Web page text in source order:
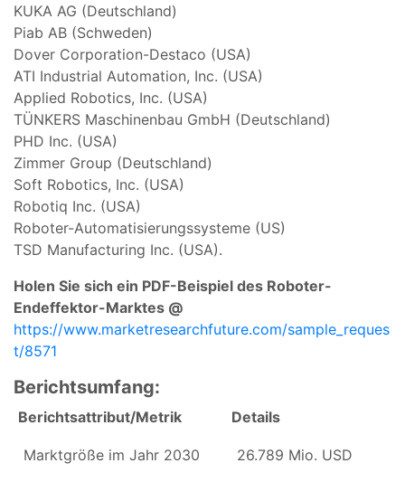
KUKA AG (Deutschland)
Piab AB (Schweden)
Dover Corporation-Destaco (USA)
ATI Industrial Automation, Inc. (USA)
Applied Robotics, Inc. (USA)
TÜNKERS Maschinenbau GmbH (Deutschland)
PHD Inc. (USA)
Zimmer Group (Deutschland)
Soft Robotics, Inc. (USA)
Robotiq Inc. (USA)
Roboter-Automatisierungssysteme (US)
TSD Manufacturing Inc. (USA).
Holen Sie sich ein PDF-Beispiel des Roboter-
Endeffektor-Marktes @
https://www.marketresearchfuture.com/sample_reques
t/8571
Berichtsumfang:
Berichtsattribut/Metrik Details
Marktgröße im Jahr 2030 26.789 Mio. USD